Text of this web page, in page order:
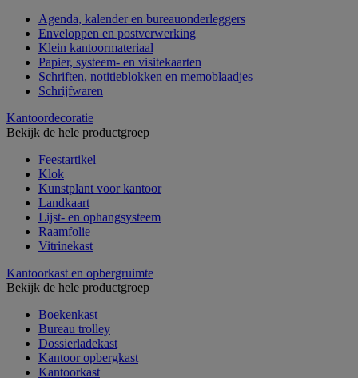
Agenda, kalender en bureauonderleggers
Enveloppen en postverwerking
Klein kantoormateriaal
Papier, systeem- en visitekaarten
Schriften, notitieblokken en memoblaadjes
Schrijfwaren
Kantoordecoratie
Bekijk de hele productgroep
Feestartikel
Klok
Kunstplant voor kantoor
Landkaart
Lijst- en ophangsysteem
Raamfolie
Vitrinekast
Kantoorkast en opbergruimte
Bekijk de hele productgroep
Boekenkast
Bureau trolley
Dossierladekast
Kantoor opbergkast
Kantoorkast